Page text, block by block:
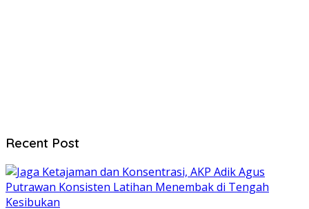
Recent Post